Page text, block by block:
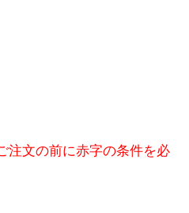
ご注文の前に赤字の条件を必